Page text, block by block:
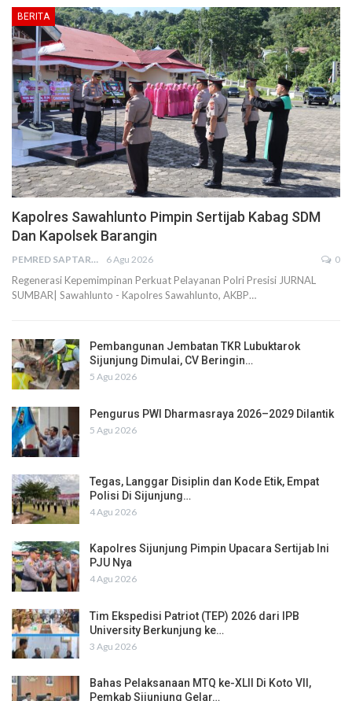
BERITA
Kapolres Sawahlunto Pimpin Sertijab Kabag SDM
Dan Kapolsek Barangin
PEMRED SAPTARIUS 6 Agu 2026 0
Regenerasi Kepemimpinan Perkuat Pelayanan Polri Presisi JURNAL
SUMBAR| Sawahlunto - Kapolres Sawahlunto, AKBP…
Pembangunan Jembatan TKR Lubuktarok
Sijunjung Dimulai, CV Beringin…
5 Agu 2026
Pengurus PWI Dharmasraya 2026–2029 Dilantik
5 Agu 2026
Tegas, Langgar Disiplin dan Kode Etik, Empat
Polisi Di Sijunjung…
4 Agu 2026
Kapolres Sijunjung Pimpin Upacara Sertijab Ini
PJU Nya
4 Agu 2026
Tim Ekspedisi Patriot (TEP) 2026 dari IPB
University Berkunjung ke…
3 Agu 2026
Bahas Pelaksanaan MTQ ke-XLII Di Koto VII,
Pemkab Sijunjung Gelar…